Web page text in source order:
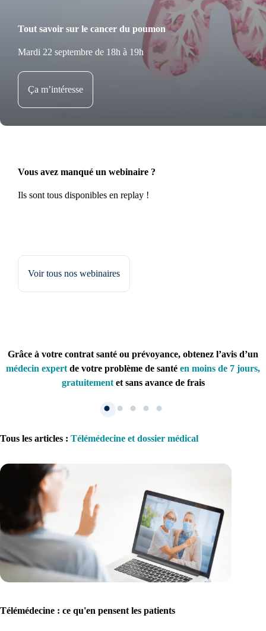
Tout savoir sur le cancer du poumon
Mardi 22 septembre de 18h à 19h
Ça m’intéresse
Vous avez manqué un webinaire ?
Ils sont tous disponibles en replay !
Voir tous nos webinaires
Grâce à votre contrat santé ou prévoyance, obtenez l’avis d’un
médecin expert de votre problème de santé en moins de 7 jours,
gratuitementet sans avance de frais
1. Inscription
Créez un compte et récupérez votre dossier médical en parallèle
Tous les articles : Télémédecine et dossier médical
Télémédecine : ce qu'en pensent les patients